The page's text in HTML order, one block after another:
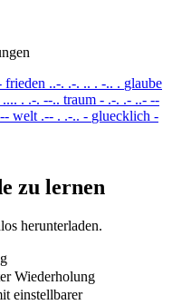
frieden ..-. .-. .. . -.. . glaube
.... . .-. --.. traum - .-. .- ..- --
welt .-- . .-.. - gluecklich -
zu lernen
herunterladen.
Wiederholung
einstellbarer